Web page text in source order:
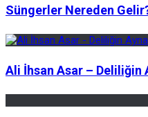
Süngerler Nereden
Ali İhsan Asar – Deliliğin